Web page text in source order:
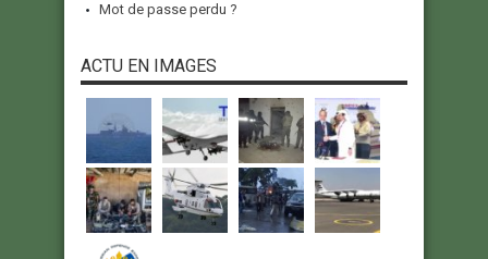
Mot de passe perdu ?
ACTU EN IMAGES